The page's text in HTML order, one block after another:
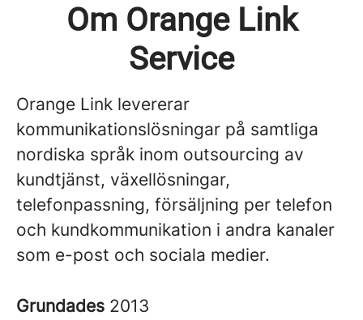
Om Orange Link
Service
Orange Link levererar
kommunikationslösningar på samtliga
nordiska språk inom outsourcing av
kundtjänst, växellösningar,
telefonpassning, försäljning per telefon
och kundkommunikation i andra kanaler
som e-post och sociala medier.
Grundades 2013